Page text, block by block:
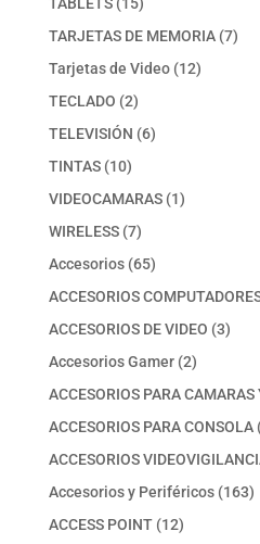
productos
TARJETAS DE MEMORIA 77
Tarjetas de Video 1212
TECLADO 22
productos
TELEVISIÓN 66
TINTAS 1010
productos
VIDEOCAMARAS 11
WIRELESS 77
productos
Accesorios 6565
productos
ACCESORIOS
ACCESORIOS DE VIDEO 33
Accesorios Gamer 22
productos
ACCESORIOS PARA CAMARAS
ACCESORIOS PARA CONSOLA
ACCESORIOS
Accesorios y Periféricos 163
ACCESS POINT 1212